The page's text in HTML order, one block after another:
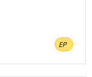
EP